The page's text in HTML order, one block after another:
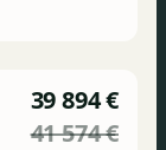
39 894 €
41 574 €